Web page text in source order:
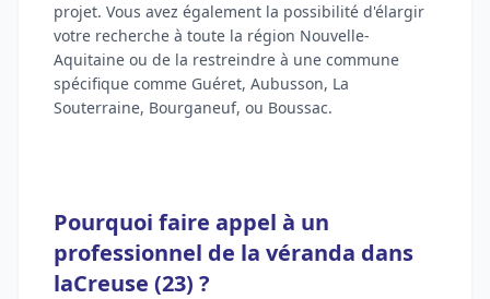
projet. Vous avez également la possibilité d'élargir
votre recherche à toute la région Nouvelle-
Aquitaine ou de la restreindre à une commune
spécifique comme Guéret, Aubusson, La
Souterraine, Bourganeuf, ou Boussac.
Pourquoi faire appel à un
professionnel de la véranda dans
laCreuse (23) ?